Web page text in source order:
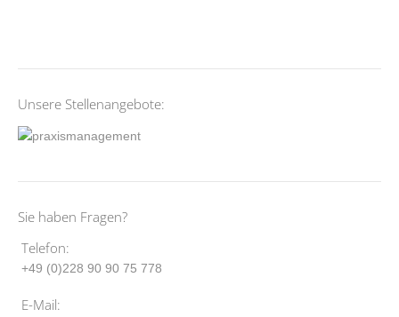
Unsere Stellenangebote:
Sie haben Fragen?
Telefon:
+49 (0)228 90 90 75 778
E-Mail: